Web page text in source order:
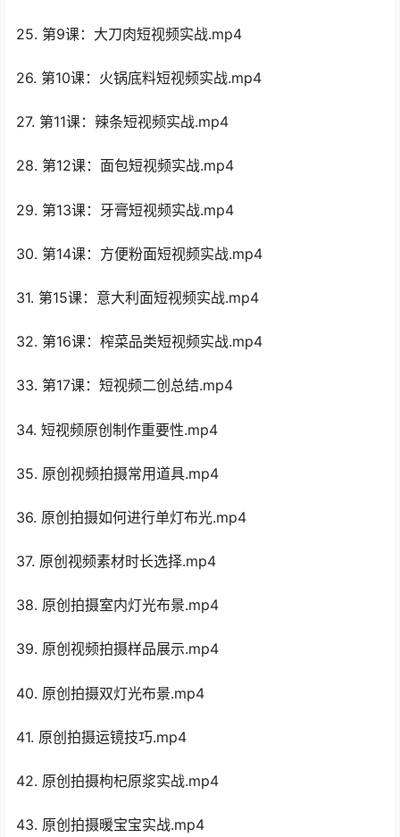
25. 第9课：大刀肉短视频实战.mp4
26. 第10课：火锅底料短视频实战.mp4
27. 第11课：辣条短视频实战.mp4
28. 第12课：面包短视频实战.mp4
29. 第13课：牙膏短视频实战.mp4
30. 第14课：方便粉面短视频实战.mp4
31. 第15课：意大利面短视频实战.mp4
32. 第16课：榨菜品类短视频实战.mp4
33. 第17课：短视频二创总结.mp4
34. 短视频原创制作重要性.mp4
35. 原创视频拍摄常用道具.mp4
36. 原创拍摄如何进行单灯布光.mp4
37. 原创视频素材时长选择.mp4
38. 原创拍摄室内灯光布景.mp4
39. 原创视频拍摄样品展示.mp4
40. 原创拍摄双灯光布景.mp4
41. 原创拍摄运镜技巧.mp4
42. 原创拍摄枸杞原浆实战.mp4
43. 原创拍摄暖宝宝实战.mp4